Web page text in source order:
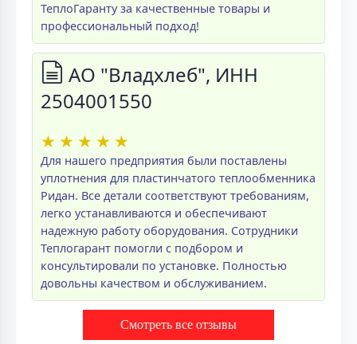
ТеплоГаранту за качественные товары и
профессиональный подход!
АО "Владхлеб", ИНН
2504001550
★ ★ ★ ★ ★
Для нашего предприятия были поставлены
уплотнения для пластинчатого теплообменника
Ридан. Все детали соответствуют требованиям,
легко устанавливаются и обеспечивают
надежную работу оборудования. Сотрудники
Теплогарант помогли с подбором и
консультировали по установке. Полностью
довольны качеством и обслуживанием.
Смотреть все отзывы